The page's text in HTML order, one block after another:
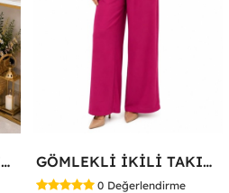
GÖMLEKLİ İKİLİ TAKIM Koyu Yeşil GÖMLEKLİ İKİLİ TAKIM Fuşya
0 Değerlendirme